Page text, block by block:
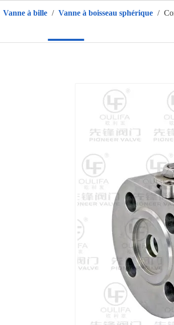
Vanne à bille / Vanne à boisseau sphérique /